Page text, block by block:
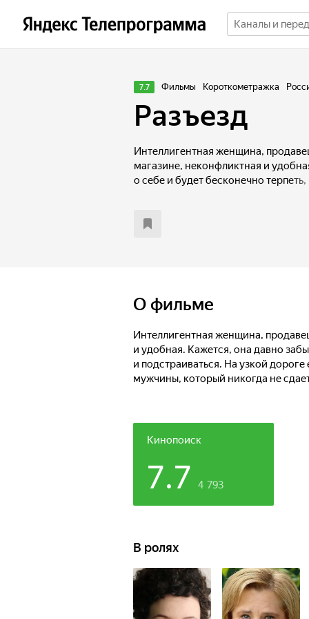
7.7 Фильмы Короткометражка
Разъезд
Интеллигентная женщина,
магазине, неконфликтная и
о себе и будет бесконечно
О фильме
Интеллигентная женщина,
и удобная. Кажется, она давно
и подстраиваться. На узкой
мужчины, который никогда не
Кинопоиск
7.7 4 793
В ролях